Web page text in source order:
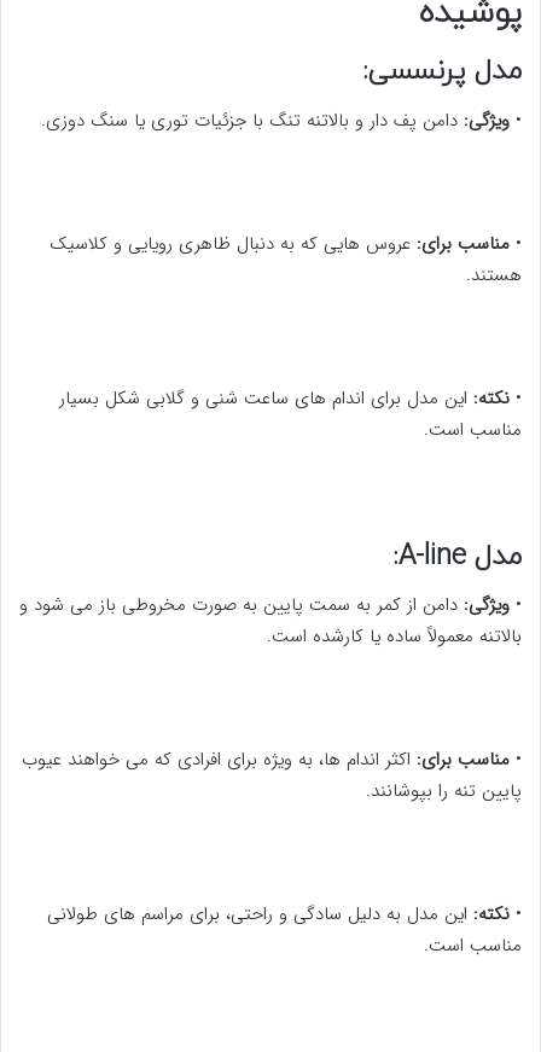
پوشیده
مدل پرنسسی:
• ویژگی: دامن پف دار و بالاتنه تنگ با جزئیات توری یا سنگ دوزی.
• مناسب برای: عروس هایی که به دنبال ظاهری رویایی و کلاسیک
هستند.
• نکته: این مدل برای اندام های ساعت شنی و گلابی شکل بسیار
مناسب است.
مدل A-line:
• ویژگی: دامن از کمر به سمت پایین به صورت مخروطی باز می شود و
بالاتنه معمولاً ساده یا کارشده است.
• مناسب برای: اکثر اندام ها، به ویژه برای افرادی که می خواهند عیوب
پایین تنه را بپوشانند.
• نکته: این مدل به دلیل سادگی و راحتی، برای مراسم های طولانی
مناسب است.